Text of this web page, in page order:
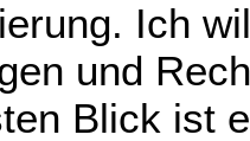
Ich
und
Blick ist